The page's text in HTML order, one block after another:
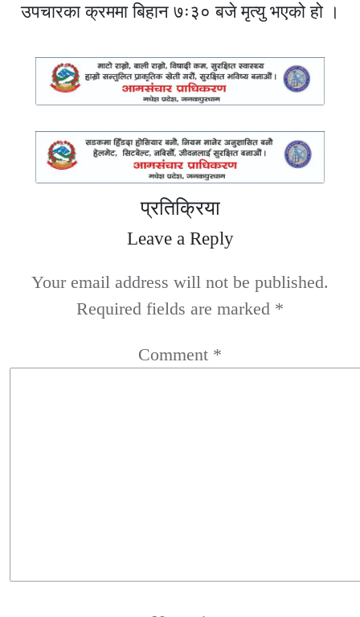
उपचारका क्रममा बिहान ७ः३० बजे मृत्यु भएको हो ।
प्रतिक्रिया
Leave a Reply
Your email address will not be published.
Required fields are marked *
Comment *